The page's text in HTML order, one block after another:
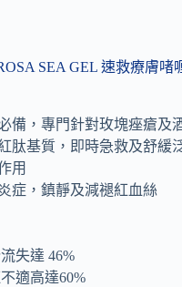
SEA GEL 速救療膚啫
備，專門針對玫塊痤瘡及
肽基質，即時急救及舒緩
用
症，鎮靜及減褪紅血絲
失達 46%
適高達60%